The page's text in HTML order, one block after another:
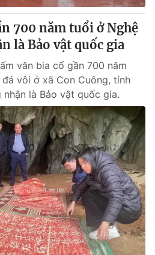
700 năm tuổi ở Nghệ
là Bảo vật quốc gia
văn bia cổ gần 700 năm
vôi ở xã Con Cuông, tỉnh
là Bảo vật quốc gia.